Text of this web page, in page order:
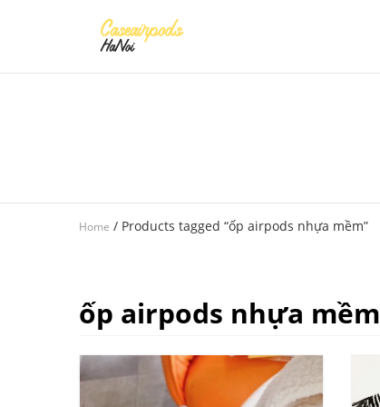
Home / Products tagged “ốp airpods nhựa mềm”
ốp airpods nhựa mềm